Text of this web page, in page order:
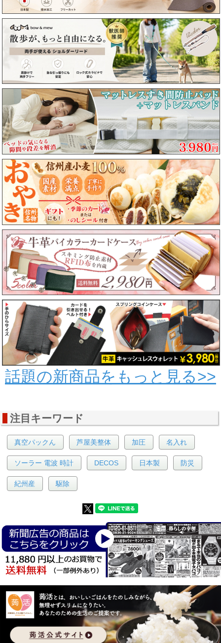
話題の新商品をもっと見る>>
注目キーワード
真空パックん 芦屋美整体 加圧 名入れ
ソーラー 電波 時計 DECOS 日本製 防災
紀州産 駆除